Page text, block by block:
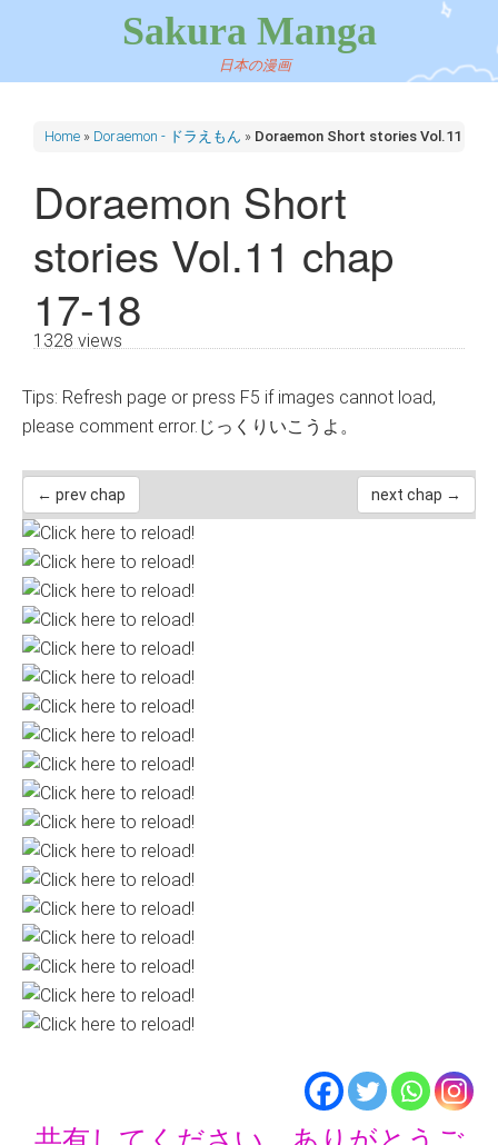
Sakura Manga
日本の漫画
Home » Doraemon - ドラえもん » Doraemon Short stories Vol.11
Doraemon Short
stories Vol.11 chap
17-18
1328 views
Tips: Refresh page or press F5 if images cannot load,
please comment error.じっくりいこうよ。
← prev chap next chap →